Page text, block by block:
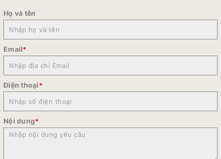
Họ và tên
Email*
Điện thoại*
Nội dung*